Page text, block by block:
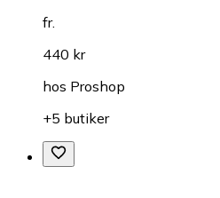
fr.
440 kr
hos Proshop
+5 butiker